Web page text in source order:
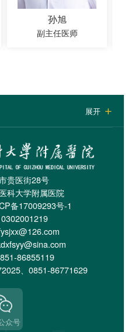
孙旭
副主任医师
展开 
贵医街28号
科大学附属医院
备17009293号-1
86855119
、0851-86771629
众号